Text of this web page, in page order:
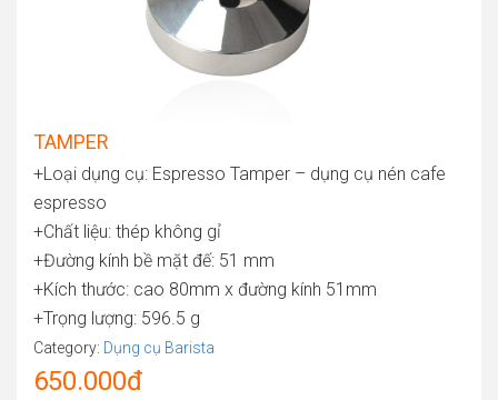
TAMPER
+Loại dụng cụ: Espresso Tamper – dụng cụ nén cafe
espresso
+Chất liệu: thép không gỉ
+Đường kính bề mặt đế: 51 mm
+Kích thước: cao 80mm x đường kính 51mm
+Trọng lượng: 596.5 g
Category: Dụng cụ Barista
650.000đ